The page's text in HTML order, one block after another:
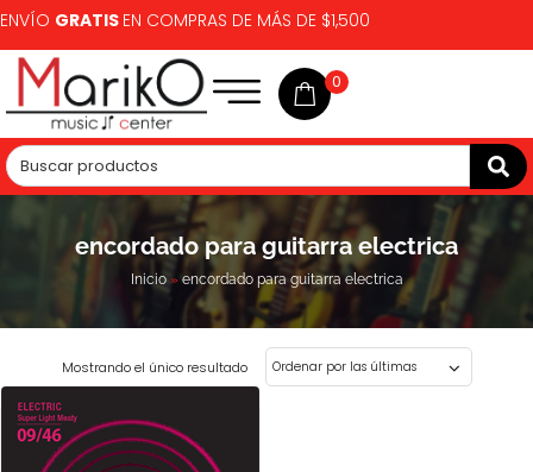
ENVÍO GRATIS EN COMPRAS DE MÁS DE $1,500
0
encordado para guitarra electrica
Inicio» encordado para guitarra electrica
Mostrando el único resultado